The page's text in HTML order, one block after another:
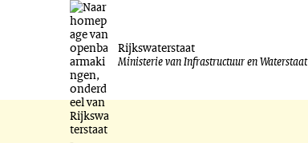
Ga
naar
inhoud
Rijkswaterstaat
Ministerie van Infrastructuur en Waterstaat